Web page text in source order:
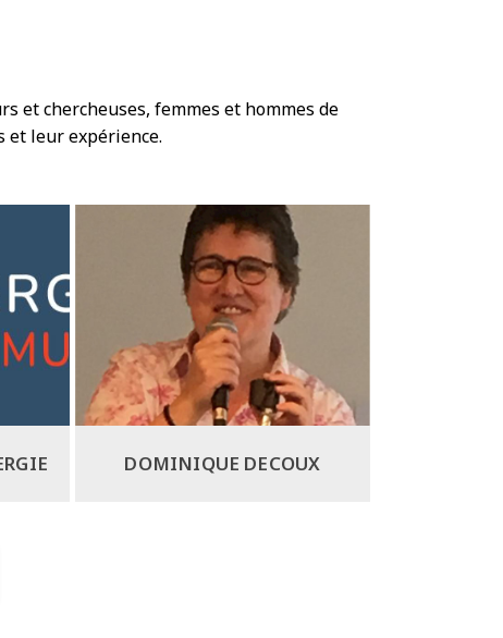
et chercheuses, femmes et hommes de
leur expérience.
DOMINIQUE DECOUX